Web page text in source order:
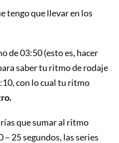
tengo que llevar en los
de 03:50 (esto es, hacer
saber tu ritmo de rodaje
con lo cual tu ritmo
que sumar al ritmo
25 segundos, las series